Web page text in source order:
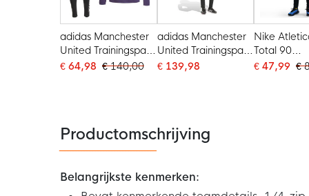
adidas Manchester
United Trainingspak
1/4-Zip 2025-2026
€ 64,98 € 140,00
adidas Manchester
United Trainingspak
1/4-Zip 2026-2027
€ 139,98
Nike
Total 90
€ 47,99 €
Productomschrijving
Belangrijkste kenmerken: